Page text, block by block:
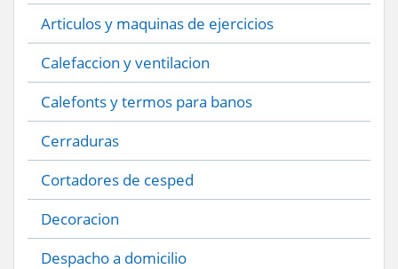
Articulos y maquinas de ejercicios
Calefaccion y ventilacion
Calefonts y termos para banos
Cerraduras
Cortadores de cesped
Decoracion
Despacho a domicilio